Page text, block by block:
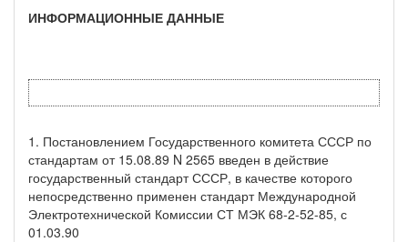
ИНФОРМАЦИОННЫЕ ДАННЫЕ
1. Постановлением Государственного комитета СССР по
стандартам от 15.08.89 N 2565 введен в действие
государственный стандарт СССР, в качестве которого
непосредственно применен стандарт Международной
Электротехнической Комиссии СТ МЭК 68-2-52-85, с
01.03.90